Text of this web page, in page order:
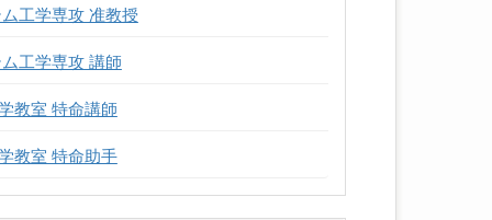
工学専攻 准教授
工学専攻 講師
教室 特命講師
教室 特命助手